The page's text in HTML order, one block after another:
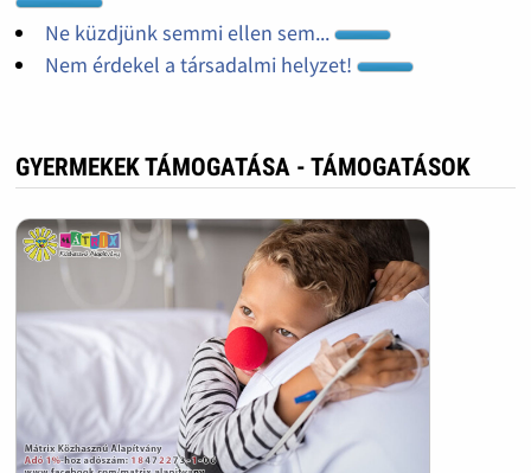
Ne küzdjünk semmi ellen sem...
Nem érdekel a társadalmi helyzet!
GYERMEKEK TÁMOGATÁSA - TÁMOGATÁSOK